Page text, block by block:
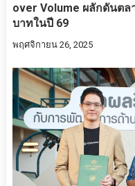
over Volume ผลักดันต
บาทในปี 69
พฤศจิกายน 26, 2025